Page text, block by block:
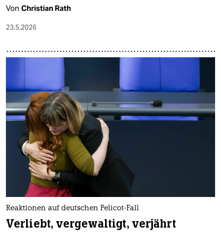
Von Christian Rath
23.5.2026
Reaktionen auf deutschen Pelicot-Fall
Verliebt, vergewaltigt, verjährt